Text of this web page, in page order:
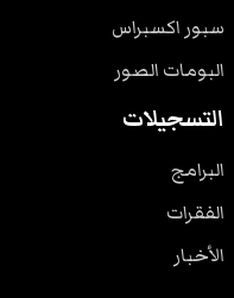
سبور اكسبراس
البومات الصور
التسجيلات
البرامج
الفقرات
الأخبار